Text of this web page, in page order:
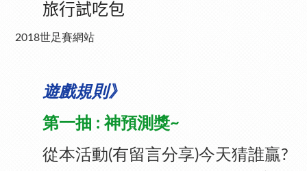
旅行試吃包
2018世足賽網站
遊戲規則》
第一抽 : 神預測獎~
從本活動(有留言分享)今天猜誰贏?